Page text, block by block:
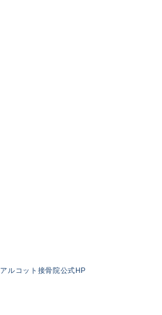
アルコット接骨院公式HP